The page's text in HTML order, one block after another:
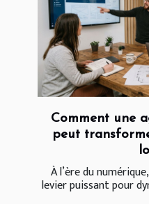
Comment une
peut
À l’ère du
levier puissant pour